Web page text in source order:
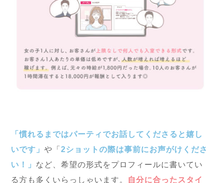
「慣れるまではパーティでお話してくださると嬉し
いです」や「2ショットの際は事前にお声がけくださ
い！」 など、希望の形式をプロフィールに書いてい
る方も多くいらっしゃいます。 自分に合ったスタイ